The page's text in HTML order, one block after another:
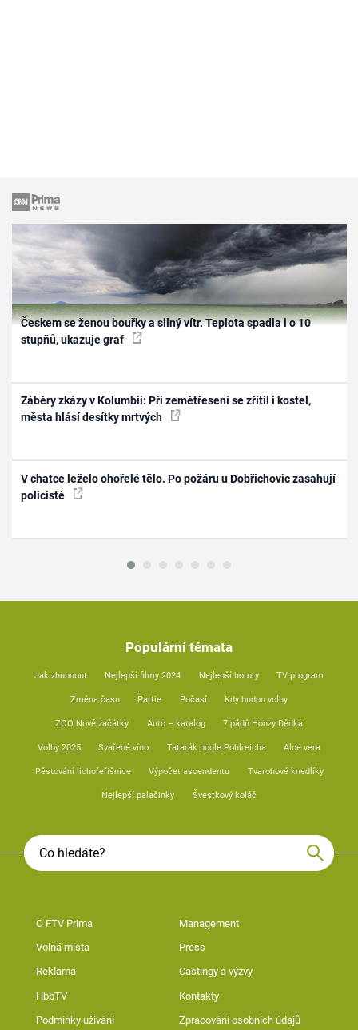
Českem se ženou bouřky a silný vítr. Teplota spadla i o 10
stupňů, ukazuje graf
Záběry zkázy v Kolumbii: Při zemětřesení se zřítil i kostel,
města hlásí desítky mrtvých
V chatce leželo ohořelé tělo. Po požáru u Dobřichovic zasahují
policisté
Populární témata
Jak zhubnout Nejlepší filmy 2024 Nejlepší horory TV program
Změna času Partie Počasí Kdy budou volby
ZOO Nové začátky Auto – katalog 7 pádů Honzy Dědka
Volby 2025 Svařené víno Tatarák podle Pohlreicha Aloe vera
Pěstování lichořeřišnice Výpočet ascendentu Tvarohové knedlíky
Nejlepší palačinky Švestkový koláč
O FTV Prima Management
Volná místa Press
Reklama Castingy a výzvy
HbbTV Kontakty
Podmínky užívání Zpracování osobních údajů